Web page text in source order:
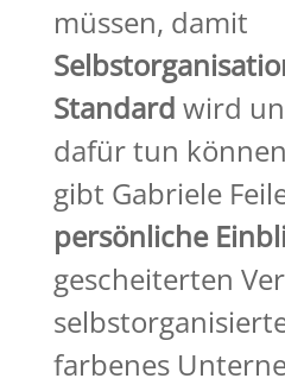
müssen, damit
Standard wird
dafür tun
gibt Gabriele
persönliche
gescheiterten
farbenes